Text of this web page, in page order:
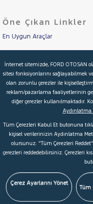
MINI
MOTORSIKLET
NISSAN
RENAULT
SEAT
SKODA
SUBARU
TESLA
Tipi
Aktarma
Garanti
Kampanya
ve
Boya
Parça
İlan
Öne Çıkan Linkler
En Uygun Araçlar
İkinci El Garanti
Kampanyalar
Kredi Hesaplama & Başvuru
© 2026 Ford Türkiye Ford
Şartlar & Kişisel Verilerin
Çerez Tercihleri
İnternet sitemizde, FORD OTOSAN
sitesi fonksiyonlarını
olan zorunlu çerezler ile
reklam/pazarlama faaliyetlerinin
diğer çerezler kullanılmaktadır.
Aydınlatma
Tüm Çerezleri Kabul Et butonuna
kişisel verilerinizin Aydınlatma
olursunuz. “Tüm Çerezleri
çerezleri reddedebilirsiniz. Çerezleri
Çerez Ayarlarını Yönet
Tüm